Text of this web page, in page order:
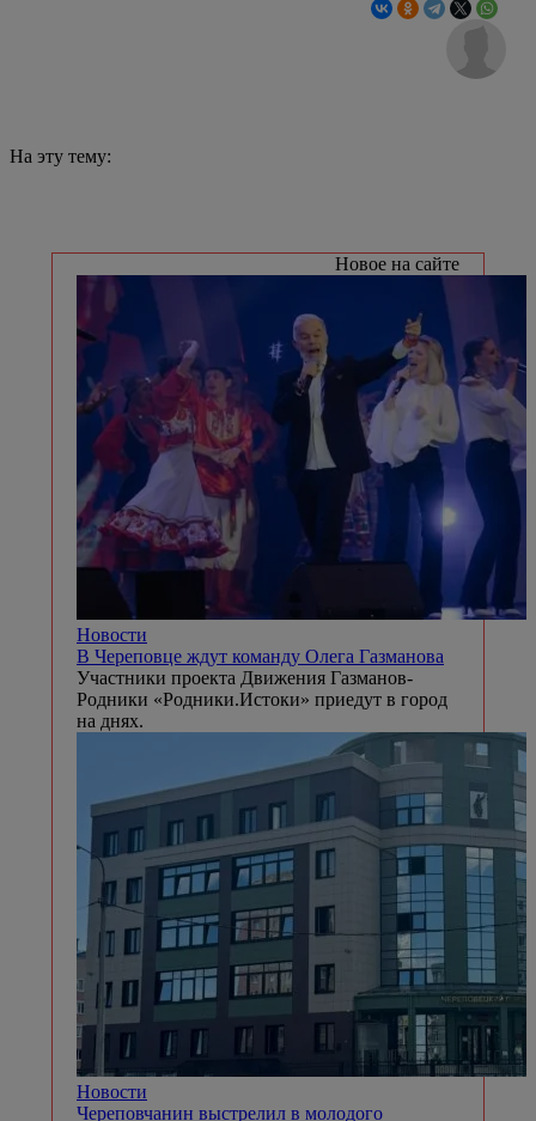
На эту тему:
Новое на сайте
Новости
В Череповце ждут команду Олега Газманова
Участники проекта Движения Газманов-
Родники «Родники.Истоки» приедут в город
на днях.
Новости
Череповчанин выстрелил в молодого